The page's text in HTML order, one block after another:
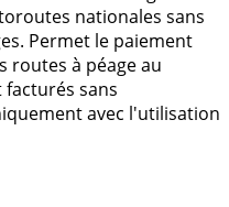
nationales sans
Permet le paiement
routes à péage au
facturés sans
avec l'utilisation